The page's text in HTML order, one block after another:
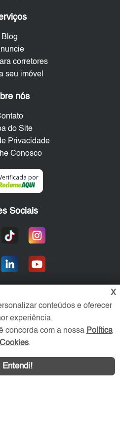
Contatar
Blog
corretores
seu imóvel
nós
do Site
Privacidade
Conosco
por
Sociais
aos anunciantes,
sua conta:
X
conteúdos e oferecer
experiência.
concorda com a nossa Política
.
Entendi!